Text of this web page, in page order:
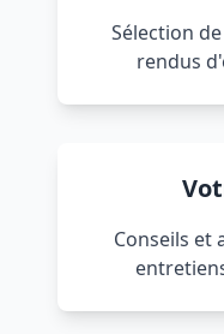
Sélection
rendus
Conseils et